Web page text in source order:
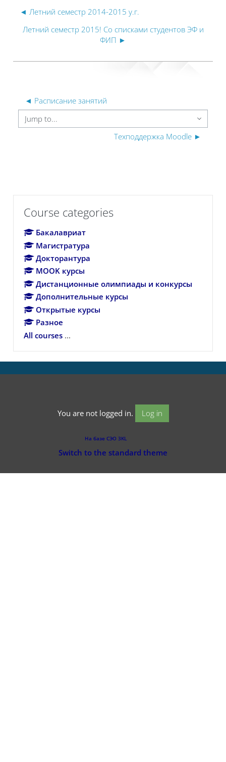
◄ Летний семестр 2014-2015 у.г.
Летний семестр 2015! Со списками студентов ЭФ и
ФИП ►
◄ Расписание занятий
Jump to...
Техподдержка Moodle ►
Course categories
Бакалавриат
Магистратура
Докторантура
MOOK курсы
Дистанционные олимпиады и конкурсы
Дополнительные курсы
Открытые курсы
Разное
All courses ...
You are not logged in. Log in
На базе СЭО 3KL
Switch to the standard theme